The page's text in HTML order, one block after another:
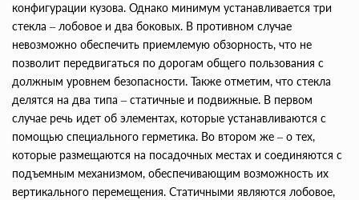
конфигурации кузова. Однако минимум устанавливается три
стекла – лобовое и два боковых. В противном случае
невозможно обеспечить приемлемую обзорность, что не
позволит передвигаться по дорогам общего пользования с
должным уровнем безопасности. Также отметим, что стекла
делятся на два типа – статичные и подвижные. В первом
случае речь идет об элементах, которые устанавливаются с
помощью специального герметика. Во втором же – о тех,
которые размещаются на посадочных местах и соединяются с
подъемным механизмом, обеспечивающим возможность их
вертикального перемещения. Статичными являются лобовое,